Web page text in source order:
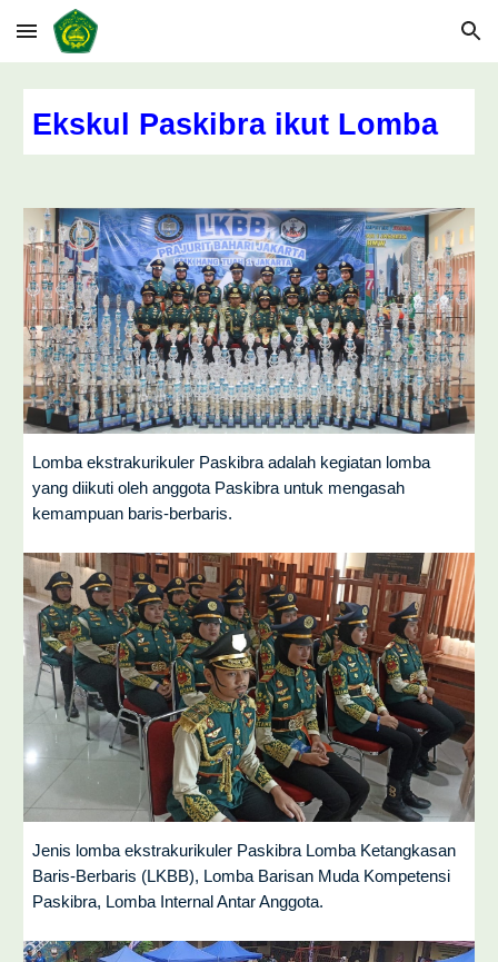
Skip to main content Skip to navigation
Ekskul Paskibra ikut Lomba
Lomba ekstrakurikuler Paskibra adalah kegiatan lomba
yang diikuti oleh anggota Paskibra untuk mengasah
kemampuan baris-berbaris.
Jenis lomba ekstrakurikuler Paskibra Lomba Ketangkasan
Baris-Berbaris (LKBB), Lomba Barisan Muda Kompetensi
Paskibra, Lomba Internal Antar Anggota.